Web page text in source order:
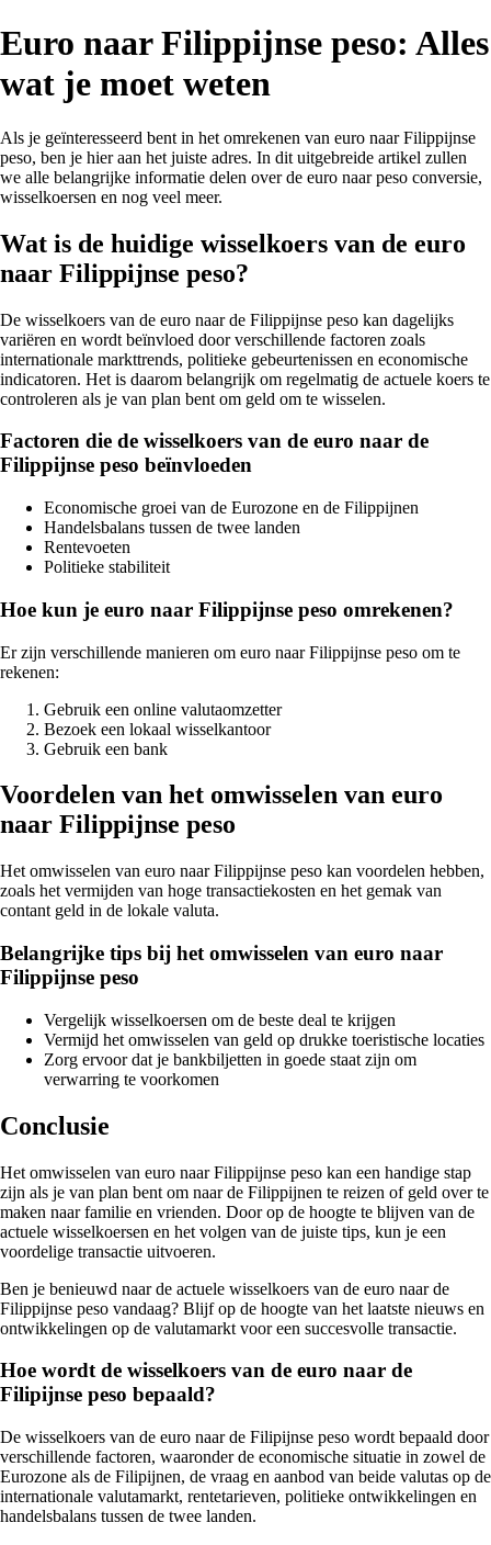
Euro naar Filippijnse peso: Alles
wat je moet weten
Als je geïnteresseerd bent in het omrekenen van euro naar Filippijnse
peso, ben je hier aan het juiste adres. In dit uitgebreide artikel zullen
we alle belangrijke informatie delen over de euro naar peso conversie,
wisselkoersen en nog veel meer.
Wat is de huidige wisselkoers van de euro
naar Filippijnse peso?
De wisselkoers van de euro naar de Filippijnse peso kan dagelijks
variëren en wordt beïnvloed door verschillende factoren zoals
internationale markttrends, politieke gebeurtenissen en economische
indicatoren. Het is daarom belangrijk om regelmatig de actuele koers te
controleren als je van plan bent om geld om te wisselen.
Factoren die de wisselkoers van de euro naar de
Filippijnse peso beïnvloeden
Economische groei van de Eurozone en de Filippijnen
Handelsbalans tussen de twee landen
Rentevoeten
Politieke stabiliteit
Hoe kun je euro naar Filippijnse peso omrekenen?
Er zijn verschillende manieren om euro naar Filippijnse peso om te
rekenen:
Gebruik een online valutaomzetter
Bezoek een lokaal wisselkantoor
Gebruik een bank
Voordelen van het omwisselen van euro
naar Filippijnse peso
Het omwisselen van euro naar Filippijnse peso kan voordelen hebben,
zoals het vermijden van hoge transactiekosten en het gemak van
contant geld in de lokale valuta.
Belangrijke tips bij het omwisselen van euro naar
Filippijnse peso
Vergelijk wisselkoersen om de beste deal te krijgen
Vermijd het omwisselen van geld op drukke toeristische locaties
Zorg ervoor dat je bankbiljetten in goede staat zijn om
verwarring te voorkomen
Conclusie
Het omwisselen van euro naar Filippijnse peso kan een handige stap
zijn als je van plan bent om naar de Filippijnen te reizen of geld over te
maken naar familie en vrienden. Door op de hoogte te blijven van de
actuele wisselkoersen en het volgen van de juiste tips, kun je een
voordelige transactie uitvoeren.
Ben je benieuwd naar de actuele wisselkoers van de euro naar de
Filippijnse peso vandaag? Blijf op de hoogte van het laatste nieuws en
ontwikkelingen op de valutamarkt voor een succesvolle transactie.
Hoe wordt de wisselkoers van de euro naar de
Filipijnse peso bepaald?
De wisselkoers van de euro naar de Filipijnse peso wordt bepaald door
verschillende factoren, waaronder de economische situatie in zowel de
Eurozone als de Filipijnen, de vraag en aanbod van beide valutas op de
internationale valutamarkt, rentetarieven, politieke ontwikkelingen en
handelsbalans tussen de twee landen.